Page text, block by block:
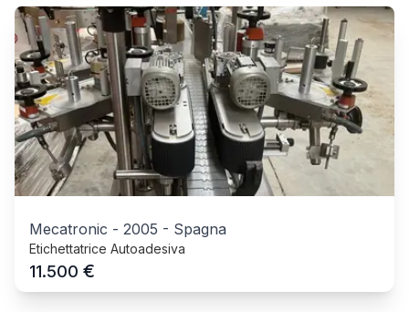
Mecatronic - 2005 - Spagna
Etichettatrice Autoadesiva
11.500 €